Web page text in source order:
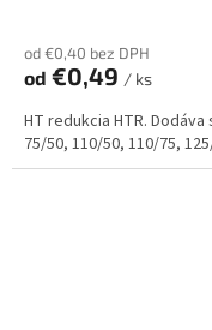
od €0,40 bez DPH
od €0,49 / ks
HT redukcia HTR.
75/50, 110/50, 110/75,